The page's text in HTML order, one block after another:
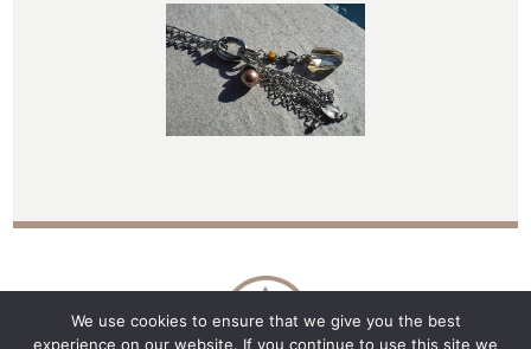
We use cookies to ensure that we give you the best
experience on our website. If you continue to use this site we